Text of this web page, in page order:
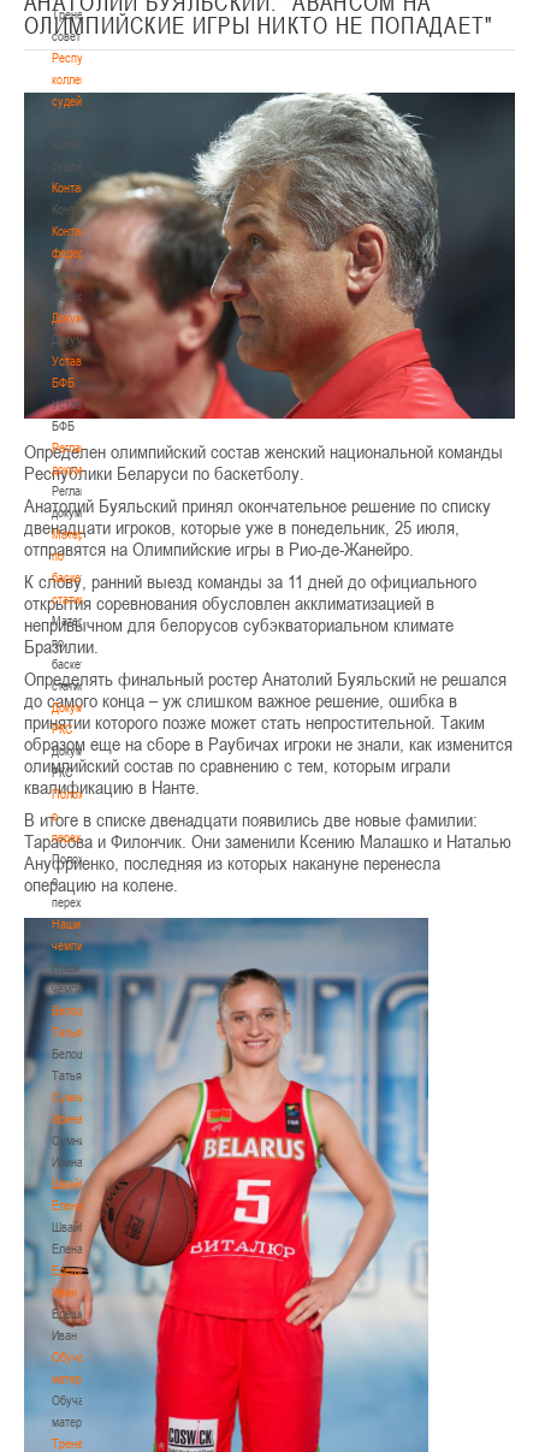
Тренерский
совет
Республиканская
коллегия
судей
коллегия
судей
Контакты
Контакты
Контакты
федерации
Контакты
федерации
Документы
Документы
Устав
БФБ
Устав
БФБ
Регламентирующие
документы
Регламентирующие
документы
Материалы
по
баскетбольной
статистике
Материалы
по
баскетбольной
статистике
Документы
РКС
Документы
РКС
Положение
о
переходах
Положение
о
переходах
Наши
чемпионы
Наши
чемпионы
Белошапко
Татьяна
Белошапко
Татьяна
Сумникова
Ирина
Сумникова
Ирина
Швайбович
Елена
Швайбович
Елена
Едешко
Иван
Едешко
Иван
Обучающие
материалы
Обучающие
материалы
Тренерам
ОЛИМПИЙСКИЕ ИГРЫ НИКТО НЕ ПОПАДАЕТ"
Определен олимпийский состав женский национальной команды
Республики Беларуси по баскетболу.
Анатолий Буяльский принял окончательное решение по списку
двенадцати игроков, которые уже в понедельник, 25 июля,
отправятся на Олимпийские игры в Рио-де-Жанейро.
К слову, ранний выезд команды за 11 дней до официального
открытия соревнования обусловлен акклиматизацией в
непривычном для белорусов субэкваториальном климате
Бразилии.
Определять финальный ростер Анатолий Буяльский не решался
до самого конца – уж слишком важное решение, ошибка в
принятии которого позже может стать непростительной. Таким
образом еще на сборе в Раубичах игроки не знали, как изменится
олимпийский состав по сравнению с тем, которым играли
квалификацию в Нанте.
В итоге в списке двенадцати появились две новые фамилии:
Тарасова и Филончик. Они заменили Ксению Малашко и Наталью
Ануфриенко, последняя из которых накануне перенесла
операцию на колене.